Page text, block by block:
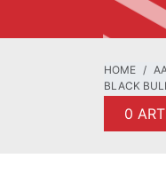
HOME
BLACK
0